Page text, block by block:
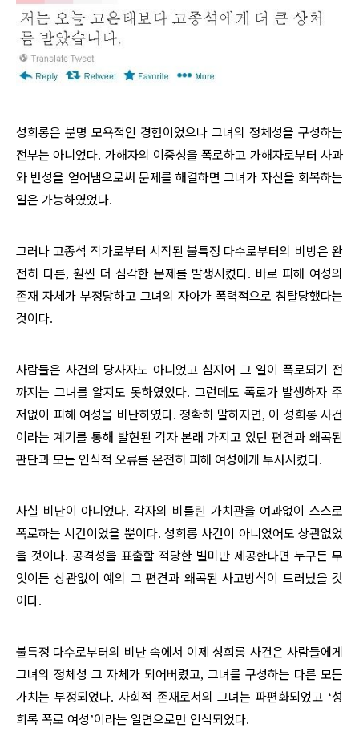
성희롱은 분명 모욕적인 경험이었으나 그녀의 정체성을 구성하는
전부는 아니었다. 가해자의 이중성을 폭로하고 가해자로부터 사과
와 반성을 얻어냄으로써 문제를 해결하면 그녀가 자신을 회복하는
일은 가능하였었다.
그러나 고종석 작가로부터 시작된 불특정 다수로부터의 비방은 완
전히 다른,훨씬 더 심각한 문제를 발생시켰다. 바로 피해 여성의
존재 자체가 부정당하고 그녀의 자아가 폭력적으로 침탈당했다는
것이다.
사람들은 사건의 당사자도 아니었고 심지어 그 일이 폭로되기 전
까지는 그녀를 알지도 못하였었다. 그런데도 폭로가 발생하자 주
저없이 피해 여성을 비난하였다. 정확히 말하자면, 이 성희롱 사건
이라는 계기를 통해 발현된 각자 본래 가지고 있던 편견과 왜곡된
판단과 모든 인식적 오류를 온전히 피해 여성에게 투사시켰다.
사실 비난이 아니었다.각자의 비틀린 가치관을 여과없이 스스로
폭로하는 시간이었을 뿐이다.성희롱 사건이 아니었어도 상관없었
을 것이다. 공격성을 표출할 적당한 빌미만 제공한다면 누구든 무
엇이든 상관없이 예의 그 편견과 왜곡된 사고방식이 드러났을 것
이다.
불특정 다수로부터의 비난 속에서 이제 성희롱 사건은 사람들에게
그녀의 정체성 그 자체가 되어버렸고, 그녀를 구성하는 다른 모든
가치는 부정되었다. 사회적 존재로서의 그녀는 파편화되었고 ‘성
희록 폭로 여성’이라는 일면으로만 인식되었다.